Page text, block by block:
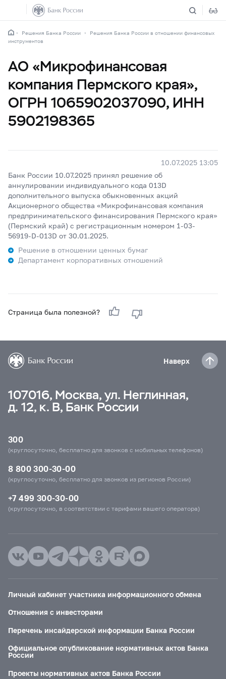
Решения Банка России
Решения Банка России в отношении финансовых
инструментов
АО «Микрофинансовая
компания Пермского края»,
ОГРН 1065902037090, ИНН
5902198365
10.07.2025 13:05
Банк России 10.07.2025 принял решение об
аннулировании индивидуального кода 013D
дополнительного выпуска обыкновенных акций
Акционерного общества «Микрофинансовая компания
предпринимательского финансирования Пермского края»
(Пермский край) с регистрационным номером 1-03-
56919-D-013D от 30.01.2025.
Решение в отношении ценных бумаг
Департамент корпоративных отношений
Страница была полезной?
Наверх
107016, Москва, ул. Неглинная,
д. 12, к. В, Банк России
300
(круглосуточно, бесплатно для звонков с мобильных телефонов)
8 800 300-30-00
(круглосуточно, бесплатно для звонков из регионов России)
+7 499 300-30-00
(круглосуточно, в соответствии с тарифами вашего оператора)
Личный кабинет участника информационного обмена
Отношения с инвесторами
Перечень инсайдерской информации Банка России
Официальное опубликование нормативных актов Банка
России
Проекты нормативных актов Банка России